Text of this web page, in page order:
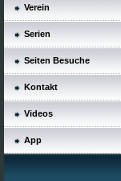
Verein
Serien
Seiten Besuche
Kontakt
Videos
App